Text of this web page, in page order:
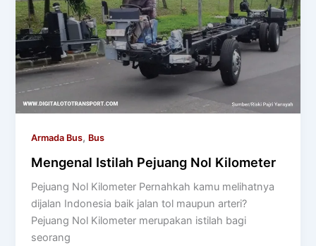
Armada Bus, Bus
Mengenal Istilah Pejuang Nol Kilometer
Pejuang Nol Kilometer Pernahkah kamu melihatnya
dijalan Indonesia baik jalan tol maupun arteri?
Pejuang Nol Kilometer merupakan istilah bagi
seorang